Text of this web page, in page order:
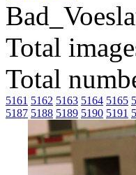
Total
Total
5161 5162 5163 5164 5165
5187 5188 5189 5190 5191